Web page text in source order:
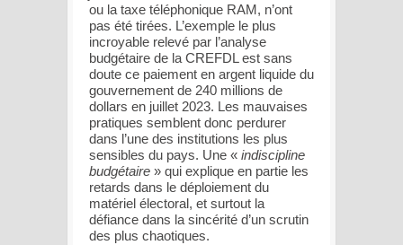
ou la taxe téléphonique RAM, n’ont
pas été tirées. L’exemple le plus
incroyable relevé par l’analyse
budgétaire de la CREFDL est sans
doute ce paiement en argent liquide du
gouvernement de 240 millions de
dollars en juillet 2023. Les mauvaises
pratiques semblent donc perdurer
dans l’une des institutions les plus
sensibles du pays. Une « indiscipline
budgétaire » qui explique en partie les
retards dans le déploiement du
matériel électoral, et surtout la
défiance dans la sincérité d’un scrutin
des plus chaotiques.